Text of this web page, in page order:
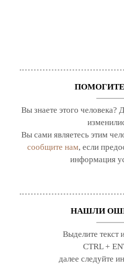
Вы знаете этого человека?
Вы сами являетесь этим
сообщите нам, если
информация
НАШЛИ
Выделите текст
CTRL +
далее следуйте